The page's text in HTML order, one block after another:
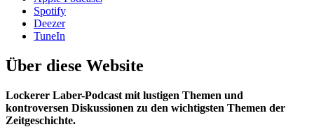
Spotify
Deezer
TuneIn
Über diese Website
Lockerer Laber-Podcast mit lustigen Themen und
kontroversen Diskussionen zu den wichtigsten Themen der
Zeitgeschichte.